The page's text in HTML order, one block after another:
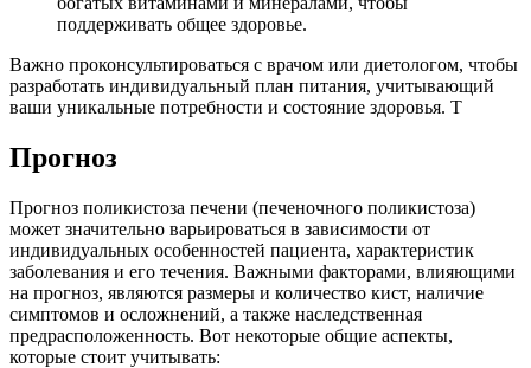
поддерживать общее здоровье.
Важно проконсультироваться с врачом или диетологом, чтобы
разработать индивидуальный план питания, учитывающий
ваши уникальные потребности и состояние здоровья. Т
Прогноз
Прогноз поликистоза печени (печеночного поликистоза)
может значительно варьироваться в зависимости от
индивидуальных особенностей пациента, характеристик
заболевания и его течения. Важными факторами, влияющими
на прогноз, являются размеры и количество кист, наличие
симптомов и осложнений, а также наследственная
предрасположенность. Вот некоторые общие аспекты,
которые стоит учитывать: